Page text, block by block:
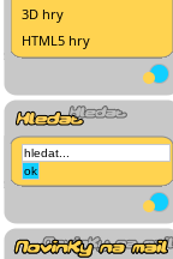
3D hry
HTML5 hry